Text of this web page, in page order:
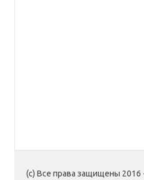
(c) Все права защищены 2016